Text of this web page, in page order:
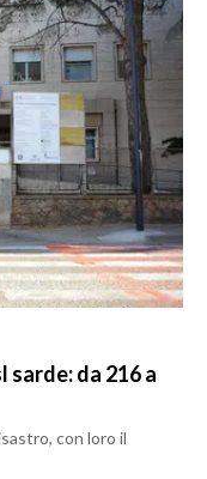
sarde: da 216 a
con loro il